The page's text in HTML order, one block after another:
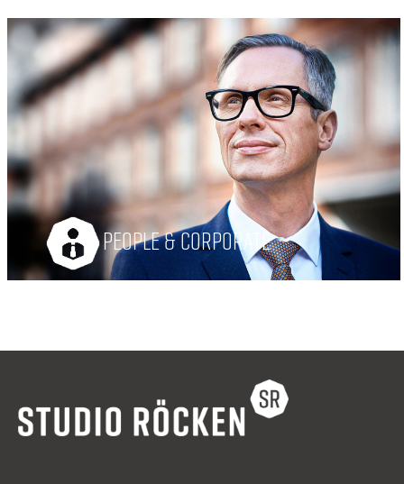
PEOPLE & CORPORATE